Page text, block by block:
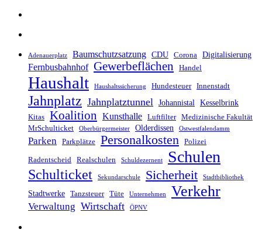
Adenauerplatz Baumschutzsatzung CDU Corona Digitalisierung
Fernbusbahnhof Gewerbeflächen Handel
Haushalt Haushaltssicherung Hundesteuer Innenstadt
Jahnplatz Jahnplatztunnel Johannistal Kesselbrink
Kitas Koalition Kunsthalle Luftfilter
Medizinische Fakultät
MrSchulticket
Oberbürgermeister Olderdissen Ostwestfalendamm
Parken Parkplätze Personalkosten Polizei
Radentscheid Realschulen Schuldezernent Schulen
Schulticket Sekundarschule Sicherheit Stadtbibliothek
Stadtwerke Tanzsteuer Tüte Unternehmen Verkehr
Verwaltung Wirtschaft ÖPNV